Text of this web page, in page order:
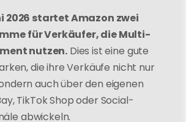
2026 startet Amazon zwei
für Verkäufer, die Multi-
nutzen. Dies ist eine gute
die ihre Verkäufe nicht nur
auch über den eigenen
TikTok Shop oder Social-
abwickeln.